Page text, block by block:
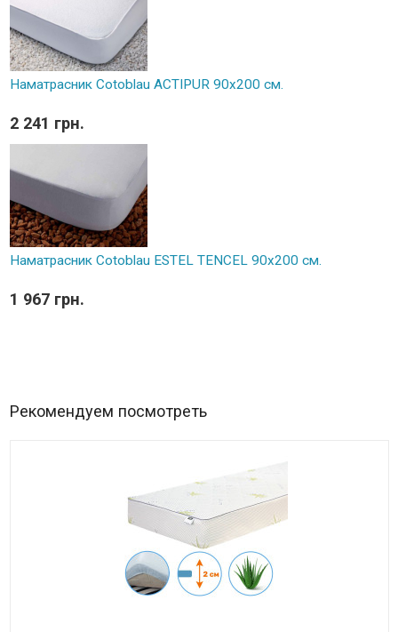
Наматрасник Cotoblau ACTIPUR 90х200 см.
2 241 грн.
Наматрасник Cotoblau ESTEL TENCEL 90х200 см.
1 967 грн.
Рекомендуем посмотреть